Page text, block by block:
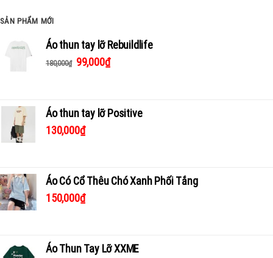
SẢN PHẨM MỚI
Áo thun tay lỡ Rebuildlife
180,000₫ 99,000₫
Áo thun tay lỡ Positive
130,000₫
Áo Có Cổ Thêu Chó Xanh Phối Tắng
150,000₫
Áo Thun Tay Lỡ XXME